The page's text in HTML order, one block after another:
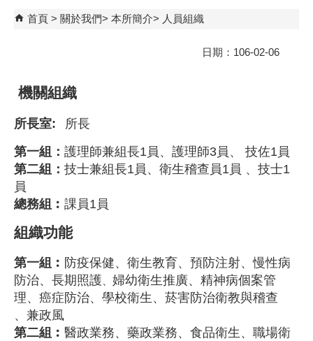
首頁 關於我們 本所簡介 人員組織
日期：106-02-06
機關組織
所長室:
所長
第一組： 護理師兼組長1員、護理師3員、 技佐1員
第二組： 技士兼組長1員、衛生稽查員1員 、技士1
員
總務組︰ 課員1員
組織功能
第一組︰ 防疫保健、衛生教育、預防注射、慢性病
防治、長期照護
婦幼衛生推廣、精神病個案管
理、癌症防治、學校衛生、菸害防治衛教與稽查
、兼政風
第二組︰ 醫政業務、藥政業務、食品衛生、職場衛